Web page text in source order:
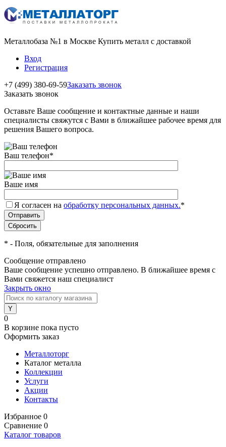
Металлобаза №1 в Москве Купить металл с доставкой
Вход
Регистрация
+7 (499) 380-69-59Заказать звонок
Заказать звонок
Оставьте Ваше сообщение и контактные данные и наши
специалисты свяжутся с Вами в ближайшее рабочее время для
решения Вашего вопроса.
Ваш телефон*
Ваше имя
Я согласен на обработку персональных данных.*
* - Поля, обязательные для заполнения
Сообщение отправлено
Ваше сообщение успешно отправлено. В ближайшее время с
Вами свяжется наш специалист
Закрыть окно
0
В корзине пока пусто
Оформить заказ
Металлоторг
Каталог металла
Коллекции
Услуги
Акции
Контакты
Избранное 0
Сравнение 0
Каталог товаров